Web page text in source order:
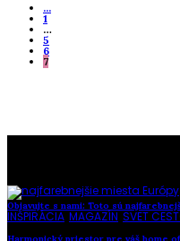
...
1
…
5
6
7
Objavujte s nami: Toto sú
INŠPIRÁCIA MAGAZÍN SVET